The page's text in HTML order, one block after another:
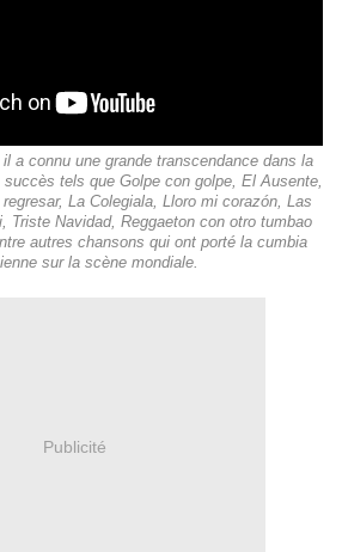
a connu une grande transcendance dans la
tels que Golpe con golpe, El Ausente,
La Colegiala, Lloro mi corazón, Las
Triste Navidad, Reggaeton con otro tumbao
autres chansons qui ont porté la cumbia
sur la scène mondiale.
Publicité